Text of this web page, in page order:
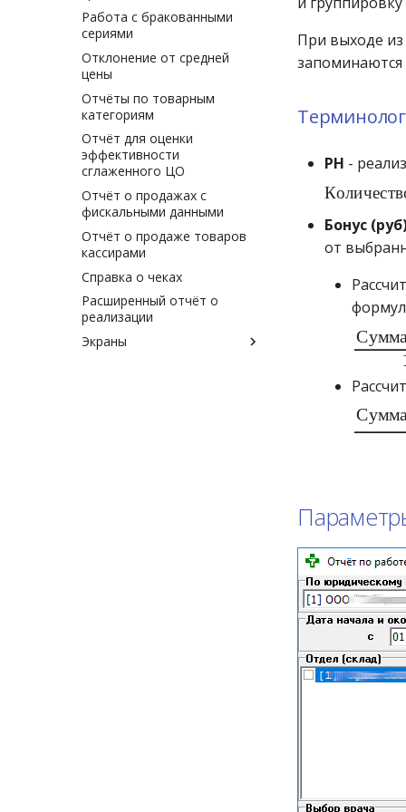
Расход по накладной
Расширенный товарный
отчёт
Расширенный товарный
отчёт (закупочные цены)
(Генератор)
Расширенный товарный
отчёт (розничные цены)
(Генератор)
Реестр документов
Реестр документов
розничного склада
Реестр приходов от
поставщика
Реестр розничных цен
Справка о погрешности к ТО
Статотчёт по группам
товара (Генератор)
Справка о движении товара
на комиссии (краткая)
Работа с бракованными
сериями
Отклонение от средней
цены
Отчёты по товарным
категориям
Отчёт для оценки
эффективности
сглаженного ЦО
Отчёт о продажах с
фискальными данными
Отчёт о продаже товаров
кассирами
Справка о чеках
Расширенный отчёт о
реализации
Экраны
При выходе
запоминаются
РН -
Количеств
К
Бонус
от
Сумма
Су
Сумм
Су